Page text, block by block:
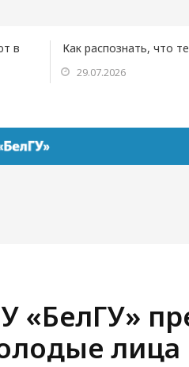
в
Как распознать, что
29.07.2026
«БелГУ»
лица